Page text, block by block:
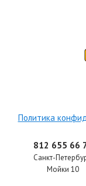
Политика
812 655 66
Санкт-
Мойки 10